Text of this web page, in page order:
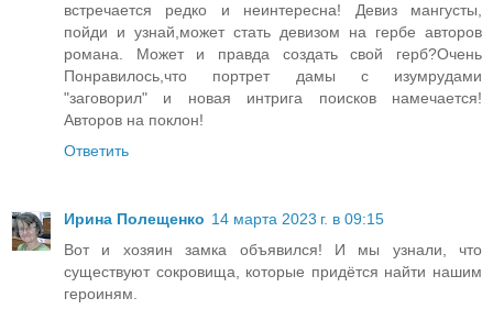
встречается редко и неинтересна! Девиз мангусты,
пойди и узнай,может стать девизом на гербе авторов
романа. Может и правда создать свой герб?Очень
Понравилось,что портрет дамы с изумрудами
"заговорил" и новая интрига поисков намечается!
Авторов на поклон!
Ответить
Ирина Полещенко 14 марта 2023 г. в 09:15
Вот и хозяин замка объявился! И мы узнали, что
существуют сокровища, которые придётся найти нашим
героиням.